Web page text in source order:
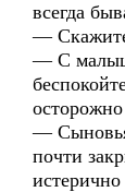
всегда
—
— С
—
почти